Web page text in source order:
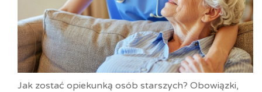
Jak zostać opiekunką osób starszych? Obowiązki,